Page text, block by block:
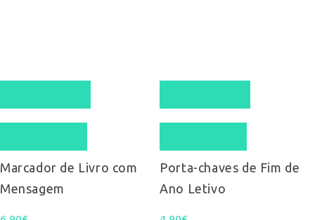
Marcador de Livro com
Mensagem
Porta-chaves de Fim de
Ano Letivo